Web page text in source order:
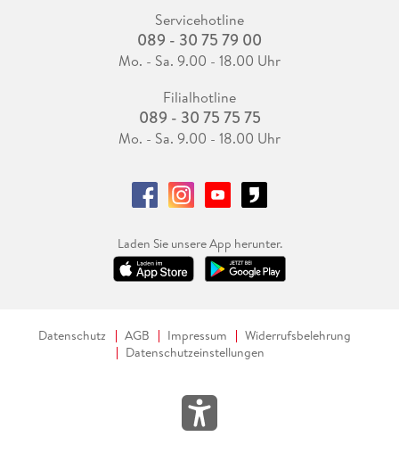
Servicehotline
089 - 30 75 79 00
Mo. - Sa. 9.00 - 18.00 Uhr
Filialhotline
089 - 30 75 75 75
Mo. - Sa. 9.00 - 18.00 Uhr
Laden Sie unsere App herunter.
Datenschutz AGB Impressum
Widerrufsbelehrung
Datenschutzeinstellungen